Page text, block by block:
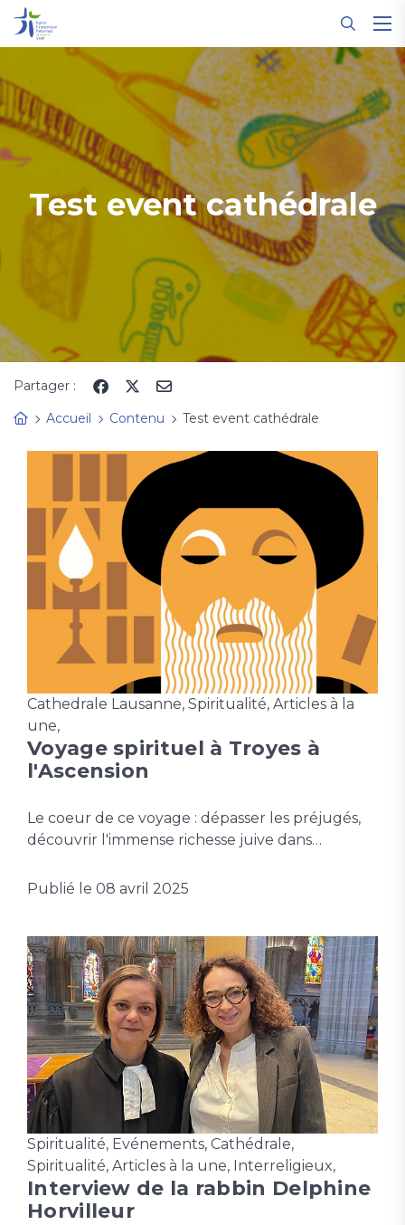
Test event cathédrale
Partager :
Accueil
Contenu Test event cathédrale
Cathedrale Lausanne, Spiritualité, Articles à la
une,
Voyage spirituel à Troyes à
l'Ascension
Le coeur de ce voyage : dépasser les préjugés,
découvrir l'immense richesse juive dans…
Publié le 08 avril 2025
Spiritualité, Evénements, Cathédrale,
Spiritualité, Articles à la une, Interreligieux,
Interview de la rabbin Delphine
Horvilleur
Panneau de gestion des cookies